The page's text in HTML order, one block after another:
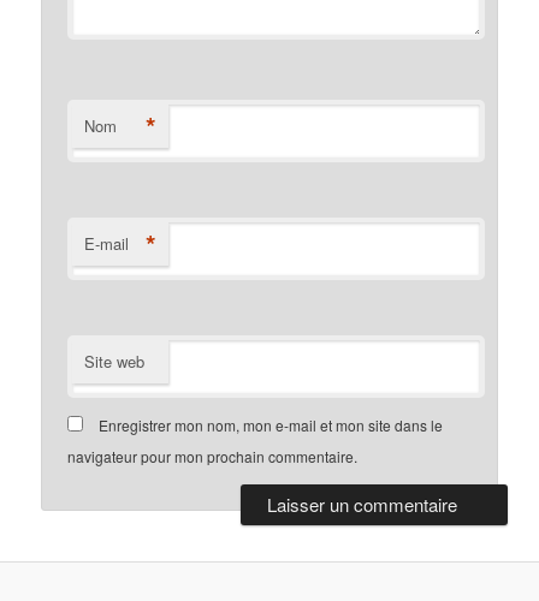
Nom *
E-mail *
Site web
Enregistrer mon nom, mon e-mail et mon site dans le
navigateur pour mon prochain commentaire.